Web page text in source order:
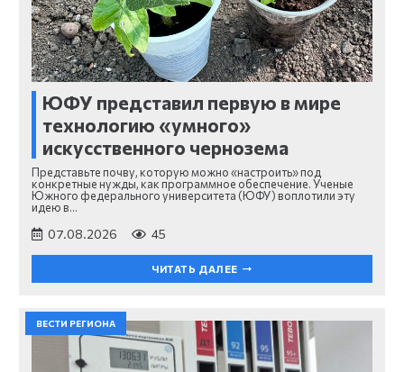
ЮФУ представил первую в мире
технологию «умного»
искусственного чернозема
Представьте почву, которую можно «настроить» под
конкретные нужды, как программное обеспечение. Ученые
Южного федерального университета (ЮФУ) воплотили эту
идею в…
07.08.2026 45
ЧИТАТЬ ДАЛЕЕ
ВЕСТИ РЕГИОНА